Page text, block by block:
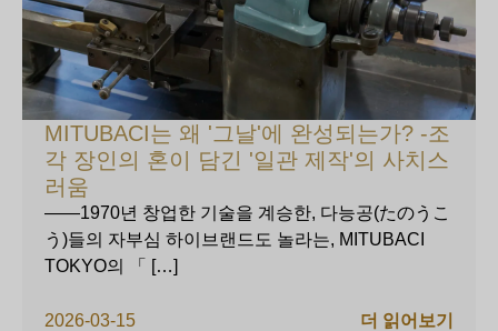
MITUBACI는 왜 '그날'에 완성되는가? -조
각 장인의 혼이 담긴 '일관 제작'의 사치스
러움
2026-03-15
——1970년 창업한 기술을 계승한, 다능공(たのうこ
う)들의 자부심 하이브랜드도 놀라는, MITUBACI
TOKYO의 「 […]
더 읽어보기